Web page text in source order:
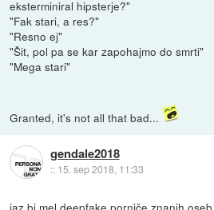
eksterminiral hipsterje?"
"Fak stari, a res?"
"Resno ej"
"Šit, pol pa se kar zapohajmo do smrti"
"Mega stari"
Granted, it's not all that bad...
gendale2018
:: 15. sep 2018, 11:33